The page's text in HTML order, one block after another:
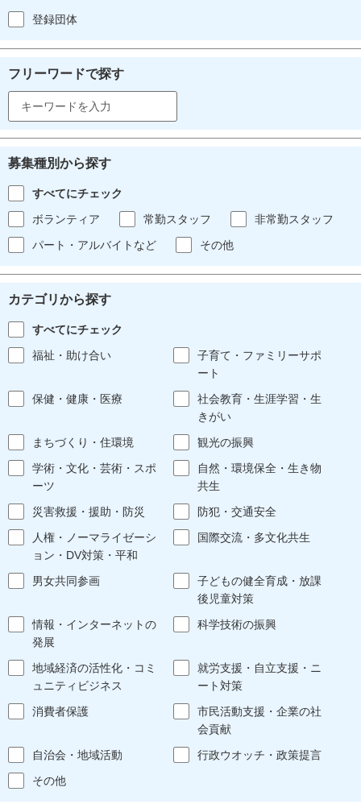
登録団体
フリーワードで探す
募集種別から探す
すべてにチェック
ボランティア
常勤スタッフ
非常勤スタッフ
パート・アルバイトなど
その他
カテゴリから探す
すべてにチェック
福祉・助け合い
子育て・ファミリーサポ
ート
保健・健康・医療
社会教育・生涯学習・生
きがい
まちづくり・住環境
観光の振興
学術・文化・芸術・スポ
ーツ
自然・環境保全・生き物
共生
災害救援・援助・防災
防犯・交通安全
人権・ノーマライゼーシ
ョン・DV対策・平和
国際交流・多文化共生
男女共同参画
子どもの健全育成・放課
後児童対策
情報・インターネットの
発展
科学技術の振興
地域経済の活性化・コミ
ュニティビジネス
就労支援・自立支援・ニ
ート対策
消費者保護
市民活動支援・企業の社
会貢献
自治会・地域活動
行政ウオッチ・政策提言
その他